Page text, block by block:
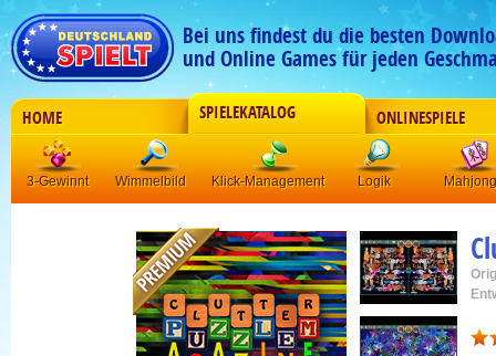
Bei uns findest du die besten
und Online Games für jeden
HOME SPIELEKATALOG ONLINESPIELE
3-Gewinnt Wimmelbild Klick-Management Logik Mahjong